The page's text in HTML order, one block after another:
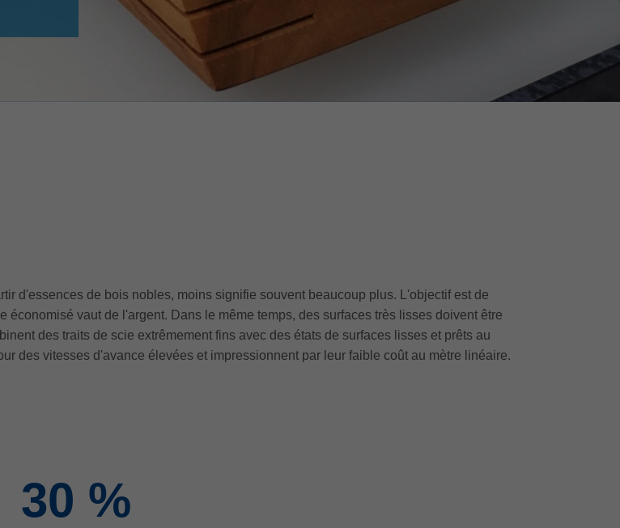
d'essences de bois nobles, moins signifie souvent beaucoup plus. L'objectif est de
vaut de l'argent. Dans le même temps, des surfaces très lisses doivent être
des traits de scie extrêmement fins avec des états de surfaces lisses et prêts au
des vitesses d'avance élevées et impressionnent par leur faible coût au mètre linéaire.
30 %